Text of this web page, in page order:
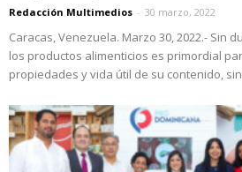
Redacción Multimedios - 30 marzo, 2022
Caracas, Venezuela. Marzo 30, 2022.- Sin
los productos alimenticios es primordial
propiedades y vida útil de su contenido,